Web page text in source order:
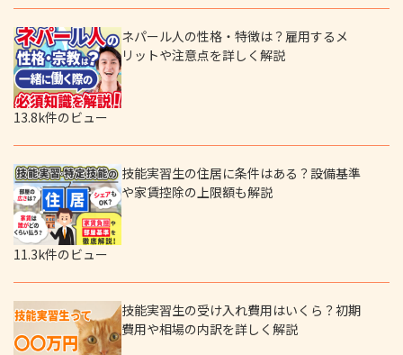
ネパール人の性格・特徴は？雇用するメ
リットや注意点を詳しく解説
13.8k件のビュー
技能実習生の住居に条件はある？設備基準
や家賃控除の上限額も解説
11.3k件のビュー
技能実習生の受け入れ費用はいくら？初期
費用や相場の内訳を詳しく解説